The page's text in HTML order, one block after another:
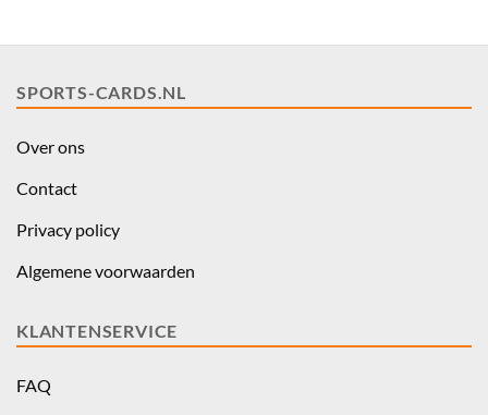
SPORTS-CARDS.NL
Over ons
Contact
Privacy policy
Algemene voorwaarden
KLANTENSERVICE
FAQ